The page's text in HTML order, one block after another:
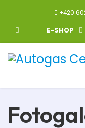
+420
E-SHOP